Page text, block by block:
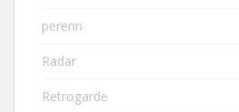
perenn
Radar
Retrogarde